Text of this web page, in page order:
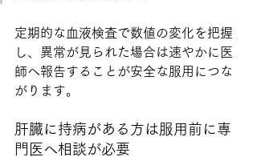
定期的な血液検査で数値の変化を把握
し、異常が見られた場合は速やかに医
師へ報告することが安全な服用につな
がります。
肝臓に持病がある方は服用前に専
門医へ相談が必要